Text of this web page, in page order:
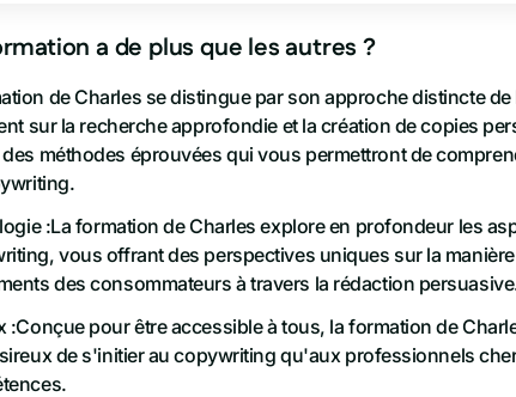
no code & développement
les techniques et outils pratiques
a de plus que les autres ?
de Charles se distingue par son approche distincte de
sur la recherche approfondie et la création de copies
méthodes éprouvées qui vous permettront de
:La formation de Charles explore en profondeur les
vous offrant des perspectives uniques sur la manière
des consommateurs à travers la rédaction
:Conçue pour être accessible à tous, la formation de
de s'initier au copywriting qu'aux professionnels